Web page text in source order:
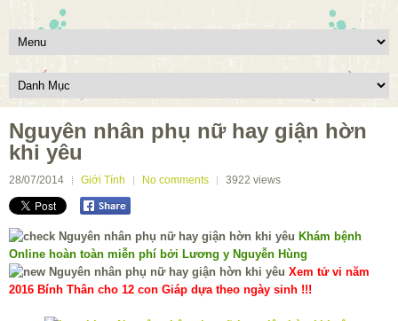
Nguyên nhân phụ nữ hay giận hờn
khi yêu
28/07/2014 Giới Tính No comments 3922 views
Khám bệnh
Online hoàn toàn miễn phí bởi Lương y Nguyễn Hùng
Xem tử vi năm
2016 Bính Thân cho 12 con Giáp dựa theo ngày sinh !!!